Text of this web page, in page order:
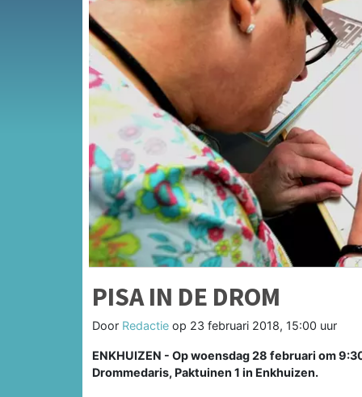
PISA IN DE DROM
Door Redactie op 23 februari 2018, 15:00 uur
ENKHUIZEN - Op woensdag 28 februari om
Drommedaris, Paktuinen 1 in Enkhuizen.